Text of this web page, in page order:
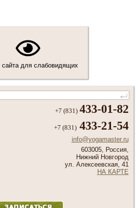
сайта для слабовидящих
+7 (831) 433-01-82
+7 (831) 433-21-54
info@yogamaster.ru
603005, Россия,
Нижний Новгород
ул. Алексеевская, 41
НА КАРТЕ